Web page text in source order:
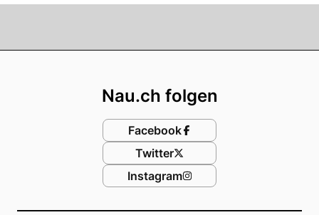
Nau.ch folgen
Facebook
Twitter
Instagram